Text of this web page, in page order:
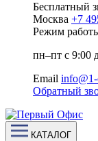
Бесплатный
Москва +7
Режим
пн–пт с 9:00
Email
Обратный
КАТАЛОГ